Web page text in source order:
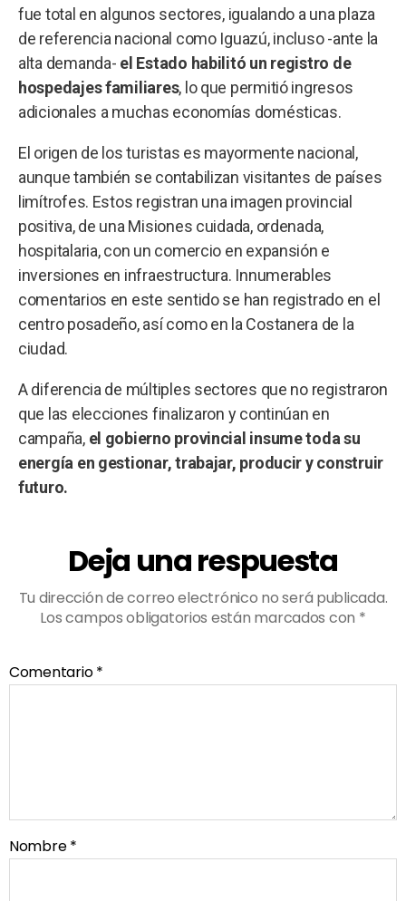
fue total en algunos sectores, igualando a una plaza
de referencia nacional como Iguazú, incluso -ante la
alta demanda- el Estado habilitó un registro de
hospedajes familiares, lo que permitió ingresos
adicionales a muchas economías domésticas.
El origen de los turistas es mayormente nacional,
aunque también se contabilizan visitantes de países
limítrofes. Estos registran una imagen provincial
positiva, de una Misiones cuidada, ordenada,
hospitalaria, con un comercio en expansión e
inversiones en infraestructura. Innumerables
comentarios en este sentido se han registrado en el
centro posadeño, así como en la Costanera de la
ciudad.
A diferencia de múltiples sectores que no registraron
que las elecciones finalizaron y continúan en
campaña, el gobierno provincial insume toda su
energía en gestionar, trabajar, producir y construir
futuro.
Deja una respuesta
Tu dirección de correo electrónico no será publicada.
Los campos obligatorios están marcados con *
Comentario*
Nombre*